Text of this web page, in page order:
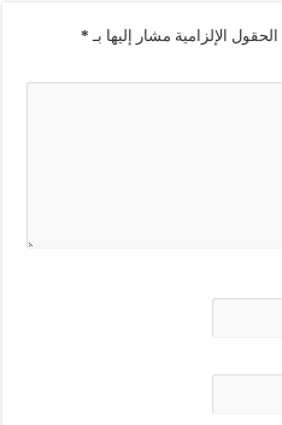
الحقول الإلزامية مشار إليها بـ *